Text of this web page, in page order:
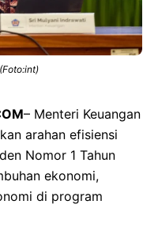
– Menteri Keuangan
arahan efisiensi
Nomor 1 Tahun
ekonomi,
di program